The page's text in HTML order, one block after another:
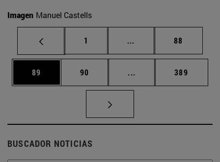
Imagen Manuel Castells
Página
1 ... Páginas intermedias
Página
88
Página
89 Página
90 ... Páginas intermedias
Página
389
BUSCADOR NOTICIAS